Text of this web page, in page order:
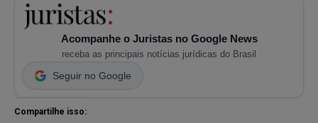
Acompanhe o Juristas no Google News
receba as principais notícias jurídicas do Brasil
Seguir no Google
Compartilhe isso: